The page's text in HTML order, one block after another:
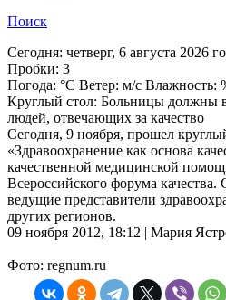
Поиск
Сегодня: четверг, 6 августа 2026
Пробки: 3
Погода: °C Ветер: м/с Влажность:
Круглый стол: Больницы должны
людей, отвечающих за качество
Сегодня, 9 ноября, прошел
«Здравоохранение как основа
качественной медицинской
Всероссийского форума
ведущие представители
других регионов.
09 ноября 2012, 18:12 | Мария
Фото: regnum.ru